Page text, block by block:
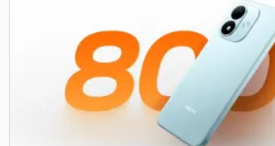
Previous